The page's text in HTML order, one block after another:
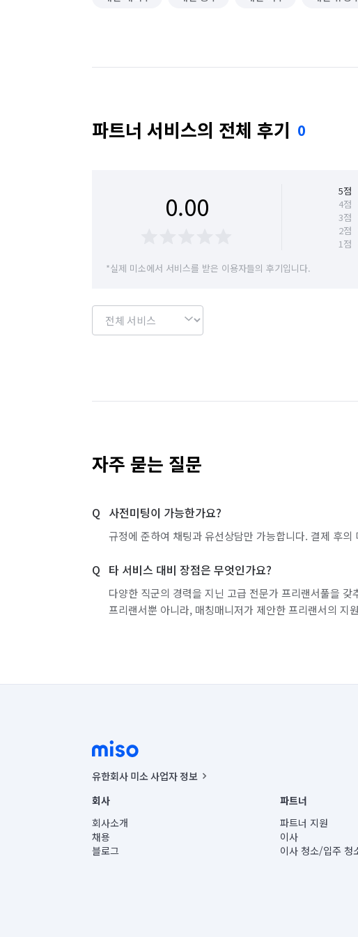
파트너 서비스의 전체 후기 0
0.00 5점
4점
3점
2점
1점
*실제 미소에서 서비스를 받은 이용자들의 후기입니다.
자주 묻는 질문
사전미팅이 가능한가요?
규정에 준하여 채팅과 유선상담만 가능합니다. 결제 후의
타 서비스 대비 장점은 무엇인가요?
다양한 직군의 경력을 지닌 고급 전문가 프리랜서풀을
프리랜서뿐 아니라, 매칭매니저가 제안한 프리랜서의 지
유한회사 미소 사업자 정보
사업자등록번호 : 291-87-00271 | 인허가번호 : 2016-3220163-14-5-
통신판매신고번호 : 2024-서울종로-1400(공정거래위원회 정보) |
대표이사 : CHING VICTOR COLUMBIA RHEE
주소 | 본사: 서울특별시 종로구 율곡로 6(중학동, 트윈트리빌딩) B동 5층
컨택센터 : 서울특별시 종로구 수송동 율곡로 24, 7층, 8층 미소
회사
회사소개
채용
블로그
파트너
파트너 지원
이사
이사 청소/입주 청